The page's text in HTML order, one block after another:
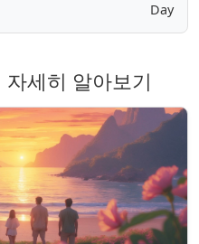
Day
세히 알아보기